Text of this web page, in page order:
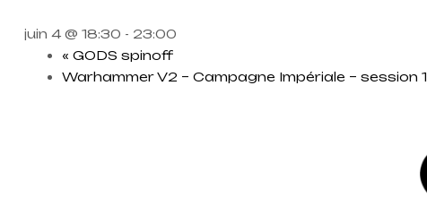
juin 4 @ 18:30 - 23:00
« GODS spinoff
Warhammer V2 – Campagne Impériale – session 1